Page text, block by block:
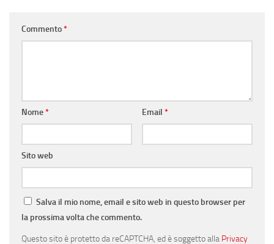
Commento*
Nome* Email *
Sito web
Salva il mio nome, email e sito web in questo browser per
la prossima volta che commento.
Questo sito è protetto da reCAPTCHA, ed è soggetto alla Privacy